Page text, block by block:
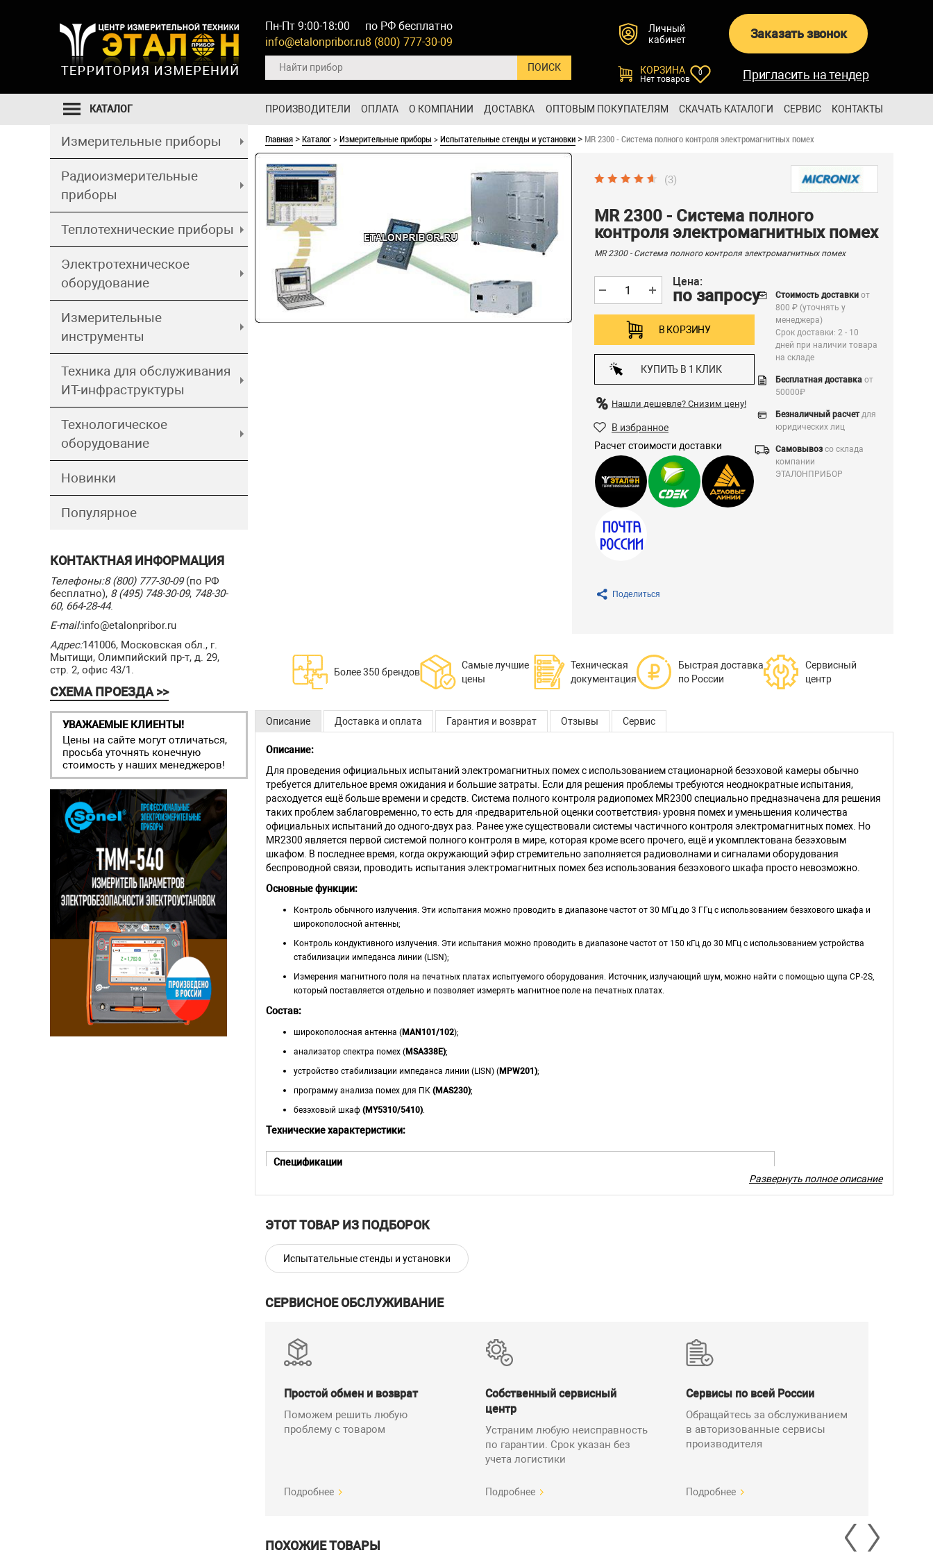
Пн-Пт 9:00-18:00
info@etalonpribor.ru
по РФ бесплатно
8 (800) 777-30-09
Личный
кабинет
Заказать звонок
КОРЗИНА
Нет товаров
0 Пригласить на тендер
ПРОИЗВОДИТЕЛИ ОПЛАТА О КОМПАНИИ ДОСТАВКА ОПТОВЫМ ПОКУПАТЕЛЯМ СКАЧАТЬ КАТАЛОГИ СЕРВИС КОНТАКТЫ
КАТАЛОГ
Измерительные приборы
Радиоизмерительные
приборы
Теплотехнические приборы
Электротехническое
оборудование
Измерительные
инструменты
Техника для обслуживания
ИТ-инфраструктуры
Технологическое
оборудование
Новинки
Популярное
КОНТАКТНАЯ ИНФОРМАЦИЯ
Телефоны:8 (800) 777-30-09(по РФ
бесплатно), 8 (495) 748-30-09, 748-30-
60, 664-28-44.
E-mail:info@etalonpribor.ru
Адрес:141006, Московская обл., г.
Мытищи, Олимпийский пр-т, д. 29,
стр. 2, офис 43/1.
СХЕМА ПРОЕЗДА >>
УВАЖАЕМЫЕ КЛИЕНТЫ!
Цены на сайте могут отличаться,
просьба уточнять конечную
стоимость у наших менеджеров!
Главная >Каталог>Измерительные приборы >Испытательные стенды и установки > MR 2300 - Система полного контроля электромагнитных помех
(3)
MR 2300 - Система полного
контроля электромагнитных помех
MR 2300 - Система полного контроля электромагнитных помех
Цена:
по запросу
В КОРЗИНУ
КУПИТЬ В 1 КЛИК
Нашли дешевле? Снизим цену!
В избранное
Расчет стоимости доставки
Стоимость доставкиот
800 ₽ (уточнять у
менеджера)
Срок доставки: 2 - 10
дней при наличии товара
на складе
Бесплатная доставкаот
50000₽
Безналичный расчетдля
юридических лиц
Самовывозсо склада
компании
ЭТАЛОНПРИБОР
Поделиться
Более 350 брендов
Самые лучшие
цены
Техническая
документация
Быстрая доставка
по России
Сервисный
центр
Описание Доставка и оплата Гарантия и возврат Отзывы Сервис
Описание:
Для проведения официальных испытаний электромагнитных помех с использованием стационарной безэховой камеры обычно
требуется длительное время ожидания и большие затраты. Если для решения проблемы требуются неоднократные испытания,
расходуется ещё больше времени и средств. Система полного контроля радиопомех MR2300 специально предназначена для решения
таких проблем заблаговременно, то есть для ‹предварительной оценки соответствия› уровня помех и уменьшения количества
официальных испытаний до одного-двух раз. Ранее уже существовали системы частичного контроля электромагнитных помех. Но
MR2300 является первой системой полного контроля в мире, которая кроме всего прочего, ещё и укомплектована безэховым
шкафом. В последнее время, когда окружающий эфир стремительно заполняется радиоволнами и сигналами оборудования
беспроводной связи, проводить испытания электромагнитных помех без использования безэхового шкафа просто невозможно.
Основные функции:
Контроль обычного излучения. Эти испытания можно проводить в диапазоне частот от 30 МГц до 3 ГГц с использованием безэхового шкафа и
широкополосной антенны;
Контроль кондуктивного излучения. Эти испытания можно проводить в диапазоне частот от 150 кГц до 30 МГц с использованием устройства
стабилизации импеданса линии (LISN);
Измерения магнитного поля на печатных платах испытуемого оборудования. Источник, излучающий шум, можно найти с помощью щупа CP-2S,
который поставляется отдельно и позволяет измерять магнитное поле на печатных платах.
Состав:
широкополосная антенна (MAN101/102);
анализатор спектра помех (MSA338E);
устройство стабилизации импеданса линии (LISN) (MPW201);
программу анализа помех для ПК (MAS230);
безэховый шкаф (MY5310/5410).
Технические характеристики:
Спецификации
напряжённости магнитного поля с помощью щупа
Диапазон частот
Поддерживаемые стандарты
EN55011 (класс A/B, группа1);
EN55022 (класс A/B);
Рабочая температура От 0 до 40 ºC (гарантированно при 23±10 ºC)
Менее 40 ºC/80% относительной
влажности(гарантировано при уровне ниже 33
ºC/70% относительной влажности)
Температура хранения
относительной влажности
Стандартные принадлежности:
Развернуть полное описание
ЭТОТ ТОВАР ИЗ ПОДБОРОК
Испытательные стенды и установки
СЕРВИСНОЕ ОБСЛУЖИВАНИЕ
Простой обмен и возврат
Поможем решить любую
проблему с товаром
Подробнее
Собственный сервисный
центр
Устраним любую неисправность
по гарантии. Срок указан без
учета логистики
Подробнее
Сервисы по всей России
Обращайтесь за обслуживанием
в авторизованные сервисы
производителя
Подробнее
ПОХОЖИЕ ТОВАРЫ